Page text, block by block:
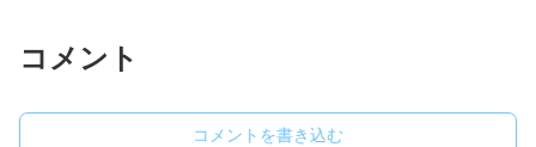
コメント
コメントを書き込む